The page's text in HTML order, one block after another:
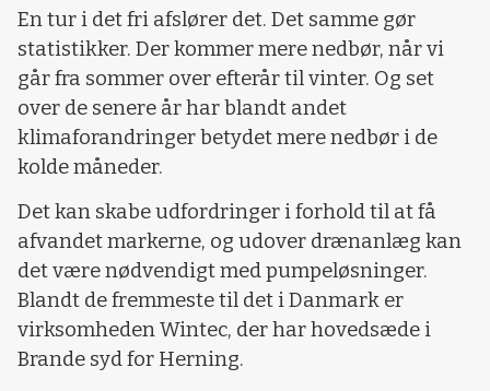
En tur i det fri afslører det. Det samme gør
statistikker. Der kommer mere nedbør, når vi
går fra sommer over efterår til vinter. Og set
over de senere år har blandt andet
klimaforandringer betydet mere nedbør i de
kolde måneder.
Det kan skabe udfordringer i forhold til at få
afvandet markerne, og udover drænanlæg kan
det være nødvendigt med pumpeløsninger.
Blandt de fremmeste til det i Danmark er
virksomheden Wintec, der har hovedsæde i
Brande syd for Herning.